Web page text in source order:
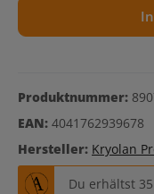
Produktnummer:
EAN: 4041762939678
Hersteller: Kryolan
Du erhältst